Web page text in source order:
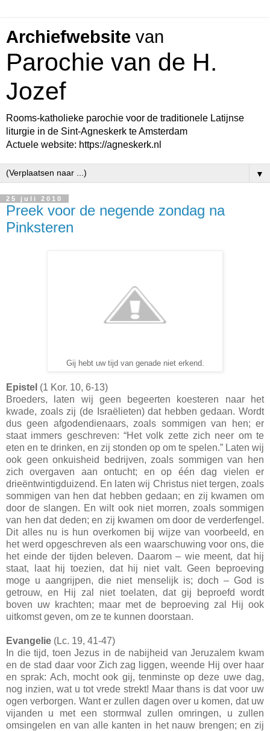
Archiefwebsite van
Parochie van de H.
Jozef
Rooms-katholieke parochie voor de traditionele Latijnse
liturgie in de Sint-Agneskerk te Amsterdam
Actuele website: https://agneskerk.nl
▼
25 juli 2010
Preek voor de negende zondag na
Pinksteren
Gij hebt uw tijd van genade niet erkend.
Epistel (1 Kor. 10, 6-13)
Broeders, laten wij geen begeerten koesteren naar het
kwade, zoals zij (de Israëlieten) dat hebben gedaan. Wordt
dus geen afgodendienaars, zoals sommigen van hen; er
staat immers geschreven: “Het volk zette zich neer om te
eten en te drinken, en zij stonden op om te spelen.” Laten wij
ook geen onkuisheid bedrijven, zoals sommigen van hen
zich overgaven aan ontucht; en op één dag vielen er
drieëntwintigduizend. En laten wij Christus niet tergen, zoals
sommigen van hen dat hebben gedaan; en zij kwamen om
door de slangen. En wilt ook niet morren, zoals sommigen
van hen dat deden; en zij kwamen om door de verderfengel.
Dit alles nu is hun overkomen bij wijze van voorbeeld, en
het werd opgeschreven als een waarschuwing voor ons, die
het einde der tijden beleven. Daarom – wie meent, dat hij
staat, laat hij toezien, dat hij niet valt. Geen beproeving
moge u aangrijpen, die niet menselijk is; doch – God is
getrouw, en Hij zal niet toelaten, dat gij beproefd wordt
boven uw krachten; maar met de beproeving zal Hij ook
uitkomst geven, om ze te kunnen doorstaan.
Evangelie (Lc. 19, 41-47)
In die tijd, toen Jezus in de nabijheid van Jeruzalem kwam
en de stad daar voor Zich zag liggen, weende Hij over haar
en sprak: Ach, mocht ook gij, tenminste op deze uwe dag,
nog inzien, wat u tot vrede strekt! Maar thans is dat voor uw
ogen verborgen. Want er zullen dagen over u komen, dat uw
vijanden u met een stormwal zullen omringen, u zullen
omsingelen en van alle kanten in het nauw brengen; en zij